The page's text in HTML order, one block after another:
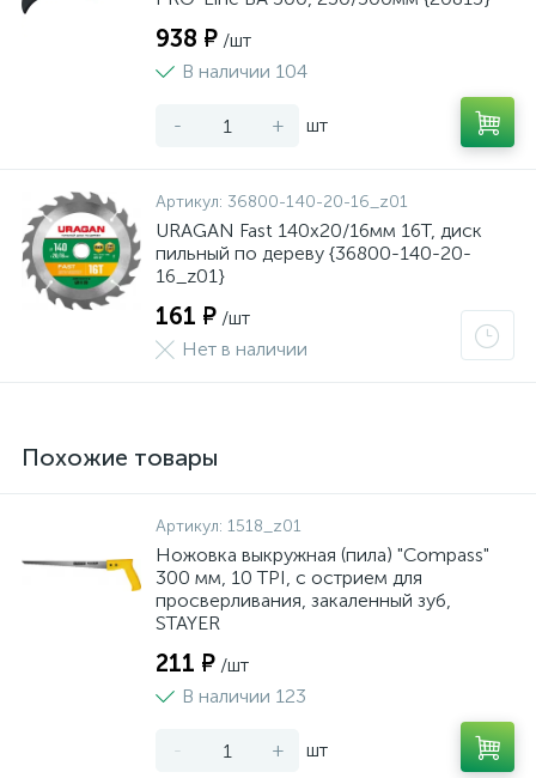
938 ₽ /шт
В наличии 104
- + шт
Артикул: 36800-140-20-16_z01
URAGAN Fast 140x20/16мм 16Т, диск
пильный по дереву {36800-140-20-
16_z01}
161 ₽ /шт
Нет в наличии
Похожие товары
Артикул: 1518_z01
Ножовка выкружная (пила) "Compass"
300 мм, 10 TPI, с острием для
просверливания, закаленный зуб,
STAYER
211 ₽ /шт
В наличии 123
- + шт